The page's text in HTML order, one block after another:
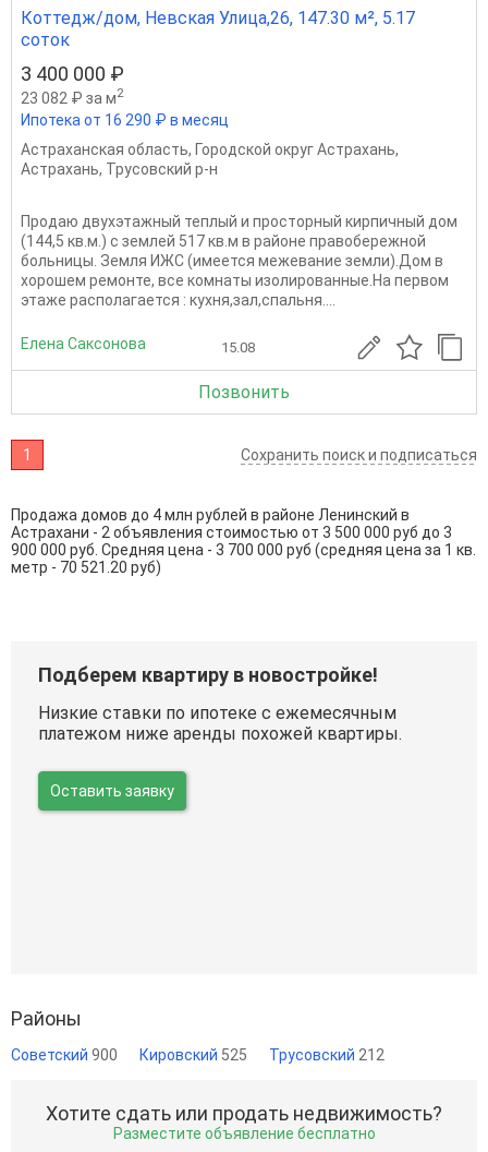
Коттедж/дом, Невская Улица,26, 147.30 м², 5.17
соток
3 400 000 ₽
23 082 ₽ за м2
Ипотека от 16 290 ₽ в месяц
Астраханская область, Городской округ Астрахань,
Астрахань, Трусовский р-н
Продаю двухэтажный теплый и просторный кирпичный дом
(144,5 кв.м.) с землей 517 кв.м в районе правобережной
больницы. Земля ИЖС (имеется межевание земли).Дом в
хорошем ремонте, все комнаты изолированные.На первом
этаже располагается : кухня,зал,спальня....
Елена Саксонова 15.08
Позвонить
1 Сохранить поиск и подписаться
Продажа домов до 4 млн рублей в районе Ленинский в
Астрахани - 2 объявления стоимостью от 3 500 000 руб до 3
900 000 руб. Средняя цена - 3 700 000 руб (средняя цена за 1 кв.
метр - 70 521.20 руб)
Подберем квартиру в новостройке!
Низкие ставки по ипотеке с ежемесячным
платежом ниже аренды похожей квартиры.
Оставить заявку
Районы
Советский 900 Кировский 525 Трусовский 212
Хотите сдать или продать недвижимость?
Разместите объявление бесплатно